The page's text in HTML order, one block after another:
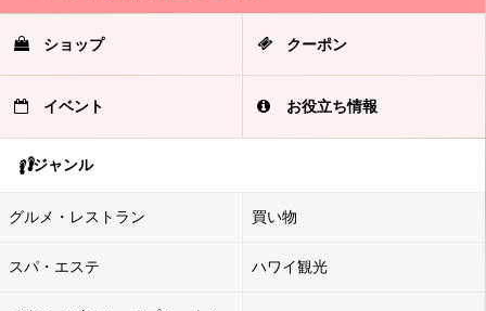
ショップ クーポン
イベント お役立ち情報
ジャンル
グルメ・レストラン 買い物
スパ・エステ ハワイ観光